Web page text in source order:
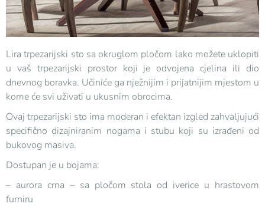
Lira trpezarijski sto sa okruglom pločom lako možete uklopiti
u vaš trpezarijski prostor koji je odvojena cjelina ili dio
dnevnog boravka. Učiniće ga nježnijim i prijatnijim mjestom u
kome će svi uživati u ukusnim obrocima.
Ovaj trpezarijski sto ima moderan i efektan izgled zahvaljujući
specifično dizajniranim nogama i stubu koji su izrađeni od
bukovog masiva.
Dostupan je u bojama:
– aurora crna – sa pločom stola od iverice u hrastovom
furniru